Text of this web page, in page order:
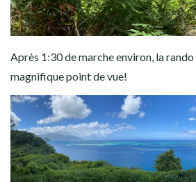
Après 1:30 de marche environ, la
magnifique point de vue!